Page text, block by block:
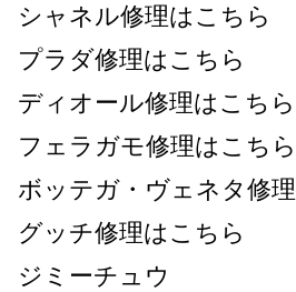
シャネル修理はこちら
プラダ修理はこちら
ディオール修理はこちら
フェラガモ修理はこちら
ボッテガ・ヴェネタ修
グッチ修理はこちら
ジミーチュウ